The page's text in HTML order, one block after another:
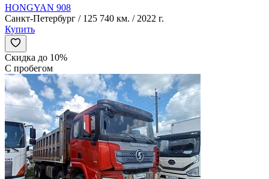
HONGYAN 908
Санкт-Петербург / 125 740 км. / 2022 г.
Купить
Скидка до 10%
С пробегом